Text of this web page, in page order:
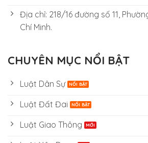
Địa chỉ: 218/16 đường số 11,
Chí Minh.
CHUYÊN MỤC NỔI BẬT
Luật Dân Sự
Luật Đất Đai
Luật Giao Thông